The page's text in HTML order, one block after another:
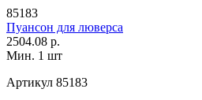
85183
Пуансон для люверса
2504.08 р.
Мин. 1 шт
Артикул 85183